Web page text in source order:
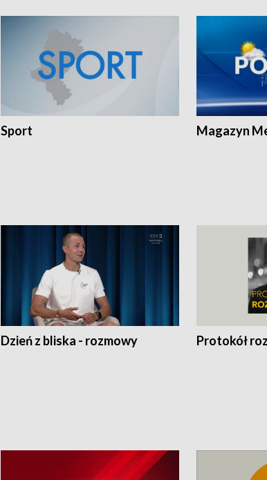
Sport Magazyn
Dzień z bliska - rozmowy Protokół